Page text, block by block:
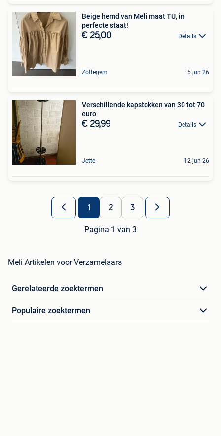
Beige hemd van Meli maat TU, in
perfecte staat!
€ 25,00 Details
Zottegem 5 jun 26
Verschillende kapstokken van 30 tot 70
euro
€ 29,99 Details
Jette 12 jun 26
1 2 3
Pagina 1 van 3
Meli Artikelen voor Verzamelaars
Gerelateerde zoektermen
Populaire zoektermen